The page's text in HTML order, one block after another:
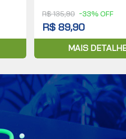
R$ 135,90 -33% OFF
R$ 89,90
MAIS